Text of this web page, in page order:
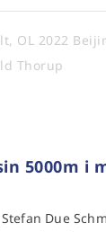
, OL 2022
Thorup
5000m i
Due